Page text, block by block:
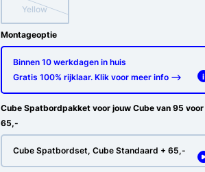
Yellow
Montageoptie
Binnen 10 werkdagen in huis
Gratis 100% rijklaar. Klik voor meer info -->
i
Cube Spatbordpakket voor jouw Cube van 95 voor
65,-
Cube Spatbordset, Cube Standaard + 65,-